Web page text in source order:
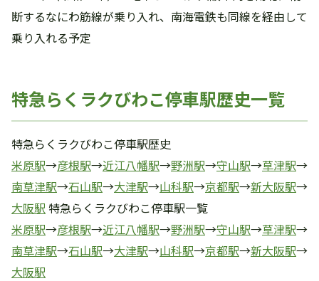
断するなにわ筋線が乗り入れ、南海電鉄も同線を経由して
乗り入れる予定
特急らくラクびわこ停車駅歴史一覧
特急らくラクびわこ停車駅歴史
米原駅→彦根駅→近江八幡駅→野洲駅→守山駅→草津駅→
南草津駅→石山駅→大津駅→山科駅→京都駅→新大阪駅→
大阪駅 特急らくラクびわこ停車駅一覧
米原駅→彦根駅→近江八幡駅→野洲駅→守山駅→草津駅→
南草津駅→石山駅→大津駅→山科駅→京都駅→新大阪駅→
大阪駅